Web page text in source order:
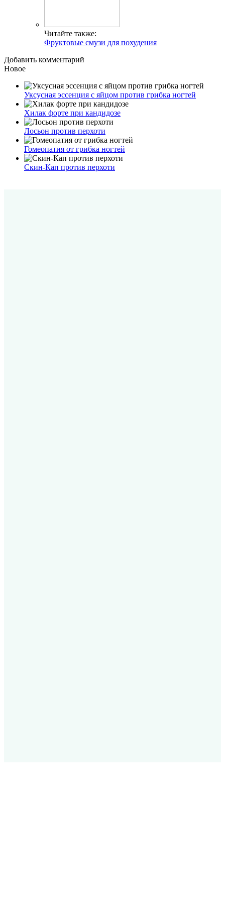
Читайте также:
Фруктовые смузи для похудения
Добавить комментарий
Новое
Уксусная эссенция с яйцом против грибка ногтей
Хилак форте при кандидозе
Лосьон против перхоти
Гомеопатия от грибка ногтей
Скин-Кап против перхоти